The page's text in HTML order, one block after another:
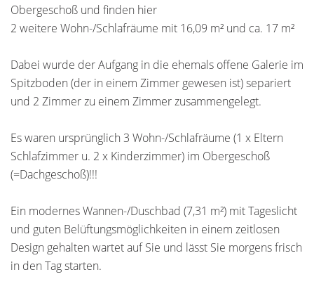
Obergeschoß und finden hier
2 weitere Wohn-/Schlafräume mit 16,09 m² und ca. 17 m²
Dabei wurde der Aufgang in die ehemals offene Galerie im
Spitzboden (der in einem Zimmer gewesen ist) separiert
und 2 Zimmer zu einem Zimmer zusammengelegt.
Es waren ursprünglich 3 Wohn-/Schlafräume (1 x Eltern
Schlafzimmer u. 2 x Kinderzimmer) im Obergeschoß
(=Dachgeschoß)!!!
Ein modernes Wannen-/Duschbad (7,31 m²) mit Tageslicht
und guten Belüftungsmöglichkeiten in einem zeitlosen
Design gehalten wartet auf Sie und lässt Sie morgens frisch
in den Tag starten.